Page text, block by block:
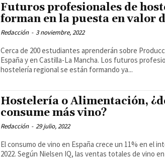
Futuros profesionales de
forman en la puesta en valor
Redacción - 3 noviembre, 2022
Cerca de 200 estudiantes aprenderán sobre
España y en Castilla-La Mancha. Los futuros profesionales de la
hostelería regional se están formando ya...
Hostelería o Alimentación,
consume más vino?
Redacción - 29 julio, 2022
El consumo de vino en España crece un 11% en el
2022. Según Nielsen IQ, las ventas totales de vino